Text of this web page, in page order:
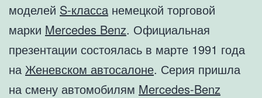
моделей S-класса немецкой торговой
марки Mercedes Benz. Официальная
презентации состоялась в марте 1991 года
на Женевском автосалоне. Серия пришла
на смену автомобилям Mercedes-Benz